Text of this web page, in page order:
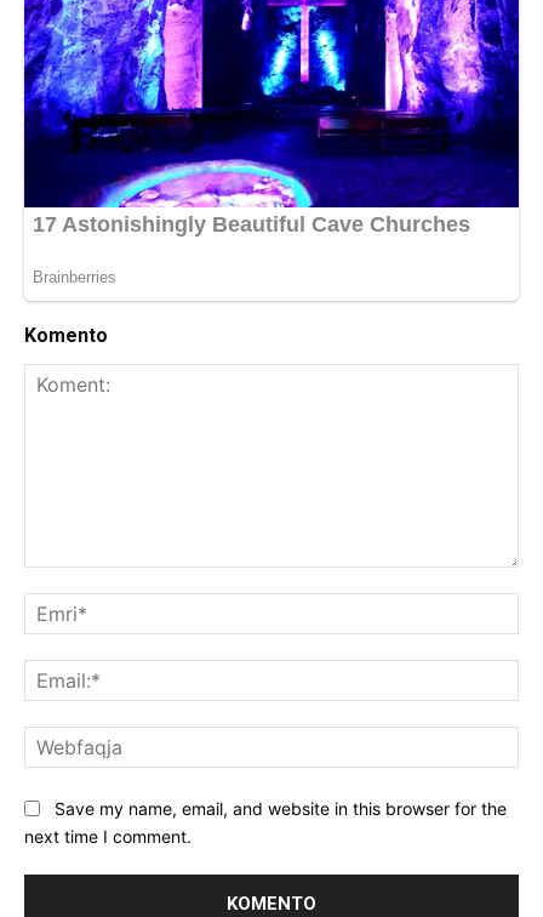
Komento
Save my name, email, and website in this browser for the
next time I comment.